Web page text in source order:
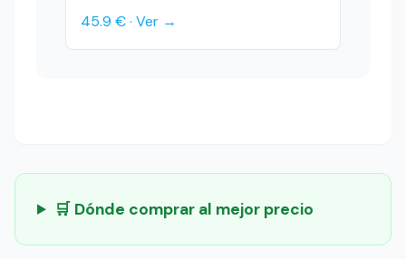
45.9 € · Ver →
🛒 Dónde comprar al mejor precio